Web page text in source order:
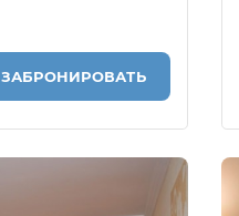
ЗАБРОНИРОВАТЬ